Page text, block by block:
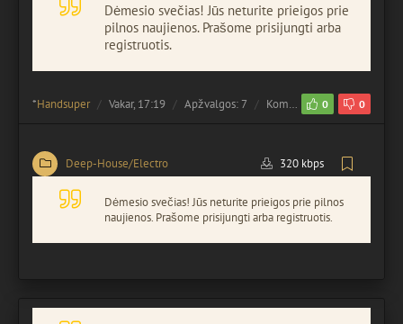
Dėmesio svečias! Jūs neturite prieigos prie
pilnos naujienos. Prašome prisijungti arba
registruotis.
*Handsuper Vakar, 17:19 Apžvalgos: 7 Komentuota: 0 0
Deep-House/Electro 320 kbps
Dėmesio svečias! Jūs neturite prieigos prie pilnos
naujienos. Prašome prisijungti arba registruotis.